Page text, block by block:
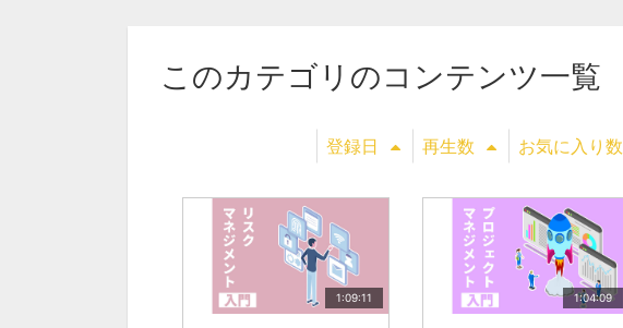
このカテゴリのコンテンツ一覧
登録日 再生数 お気に入り数
1:09:11 1:04:09